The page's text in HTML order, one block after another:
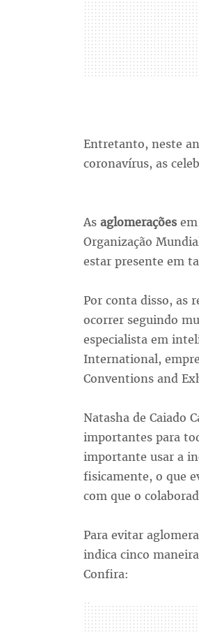
Entretanto, neste
coronavírus, as
As aglomerações
Organização
estar presente em
Por conta disso, as
ocorrer seguindo
especialista em
International,
Conventions and
Natasha de Caiado
importantes para
importante usar a
fisicamente, o que
com que o
Para evitar
indica cinco
Confira: